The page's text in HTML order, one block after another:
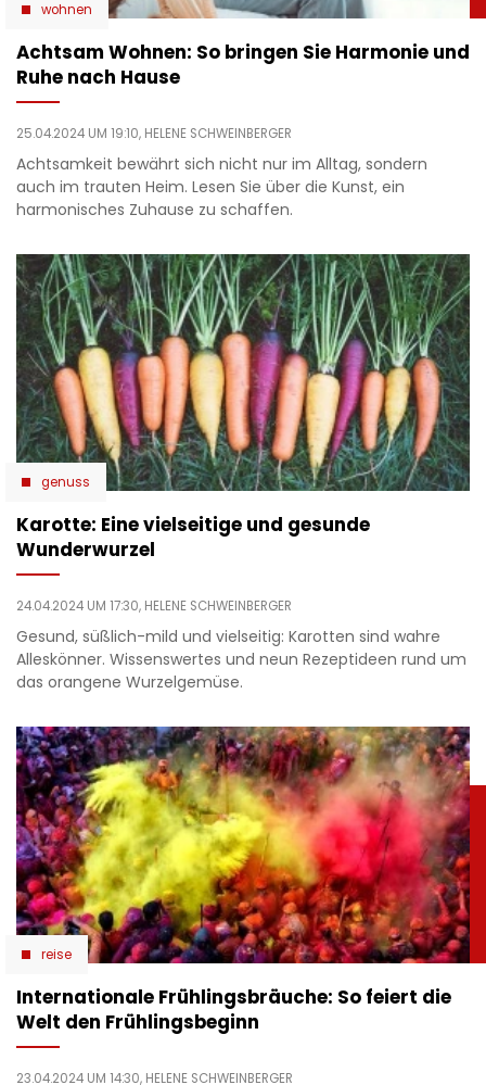
wohnen
Achtsam Wohnen: So bringen Sie Harmonie und
Ruhe nach Hause
25.04.2024 UM 19:10, HELENE SCHWEINBERGER
Achtsamkeit bewährt sich nicht nur im Alltag, sondern
auch im trauten Heim. Lesen Sie über die Kunst, ein
harmonisches Zuhause zu schaffen.
genuss
Karotte: Eine vielseitige und gesunde
Wunderwurzel
24.04.2024 UM 17:30, HELENE SCHWEINBERGER
Gesund, süßlich-mild und vielseitig: Karotten sind wahre
Alleskönner. Wissenswertes und neun Rezeptideen rund um
das orangene Wurzelgemüse.
reise
Internationale Frühlingsbräuche: So feiert die
Welt den Frühlingsbeginn
23.04.2024 UM 14:30, HELENE SCHWEINBERGER